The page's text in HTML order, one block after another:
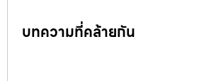
บทความที่คล้ายกัน